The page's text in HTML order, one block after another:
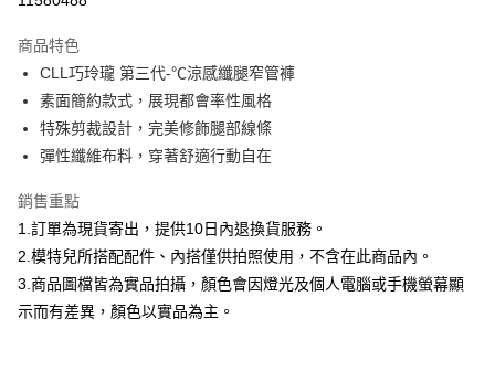
合作金庫商業銀行
華南商業銀行
彰化商業銀行
上海商業儲蓄銀行
台北富邦商業銀行
國泰世華商業銀行
兆豐國際商業銀行
臺灣中小企業銀行
台中商業銀行
聯邦商業銀行
元大商業銀行
永豐商業銀行
台新國際商業銀行
中國信託商業銀行
台灣樂天信用卡公司
超商取貨付款
LINE Pay
Apple Pay
悠遊付
Google Pay
全盈+PAY
商品特色
CLL巧玲瓏 第三代-℃涼感纖腿窄管褲
素面簡約款式，展現都會率性風格
特殊剪裁設計，完美修飾腿部線條
彈性纖維布料，穿著舒適行動自在
銷售重點
1.訂單為現貨寄出，提供10日內退換貨服務。
2.模特兒所搭配配件、內搭僅供拍照使用，不含在此商品內。
3.商品圖檔皆為實品拍攝，顏色會因燈光及個人電腦或手機螢幕顯
示而有差異，顏色以實品為主。